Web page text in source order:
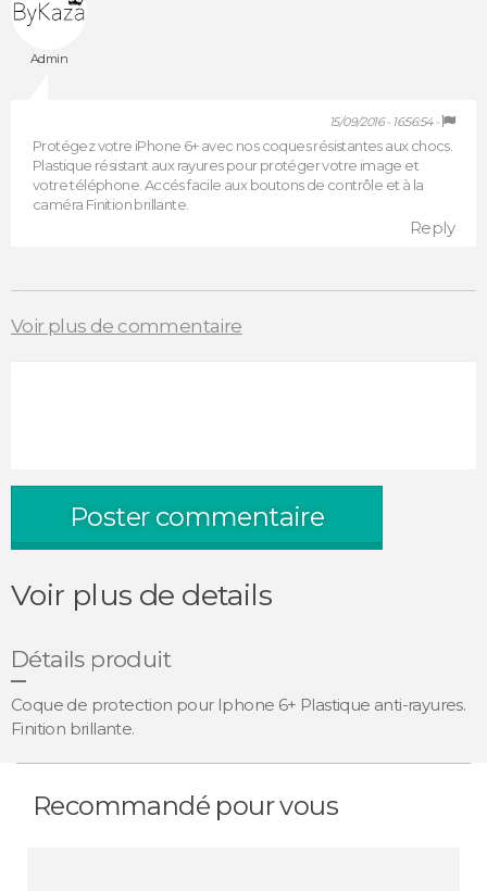
Admin
15/09/2016 - 16:56:54 -
Protégez votre iPhone 6+ avec nos coques résistantes aux chocs.
Plastique résistant aux rayures pour protéger votre image et
votre téléphone. Accés facile aux boutons de contrôle et à la
caméra Finition brillante.
Reply
Voir plus de commentaire
Poster commentaire
Voir plus de details
Détails produit
Coque de protection pour Iphone 6+ Plastique anti-rayures.
Finition brillante.
Recommandé pour vous